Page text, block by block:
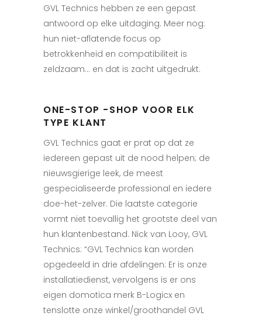
GVL Technics hebben ze een gepast
antwoord op elke uitdaging. Meer nog:
hun niet-aflatende focus op
betrokkenheid en compatibiliteit is
zeldzaam… en dat is zacht uitgedrukt.
ONE-STOP -SHOP VOOR ELK
TYPE KLANT
GVL Technics gaat er prat op dat ze
iedereen gepast uit de nood helpen; de
nieuwsgierige leek, de meest
gespecialiseerde professional en iedere
doe-het-zelver. Die laatste categorie
vormt niet toevallig het grootste deel van
hun klantenbestand. Nick van Looy, GVL
Technics: “GVL Technics kan worden
opgedeeld in drie afdelingen: Er is onze
installatiedienst, vervolgens is er ons
eigen domotica merk B-Logicx en
tenslotte onze winkel/groothandel GVL